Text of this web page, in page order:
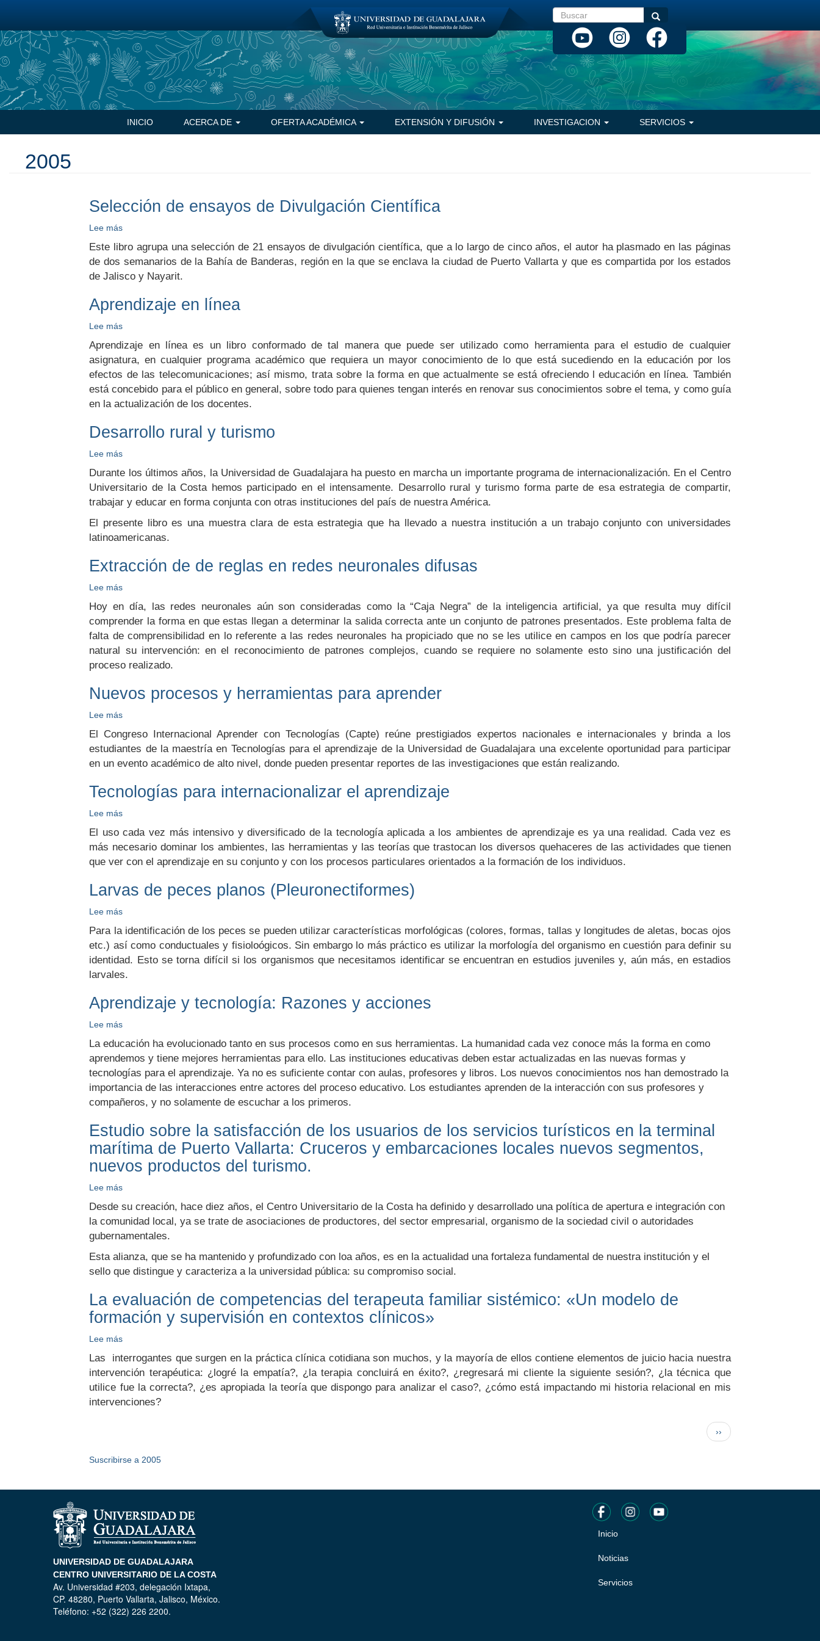
contenido
principal
Buscar Buscar
Navegación
principal
INICIO ACERCA DE OFERTA ACADÉMICA EXTENSIÓN Y DIFUSIÓN INVESTIGACION SERVICIOS
2005
Selección de ensayos de Divulgación Científica
Lee más
de
ensayos
de
Científica
Este libro agrupa una selección de 21 ensayos de divulgación científica, que a lo largo de cinco años, el autor ha plasmado en las páginas
de dos semanarios de la Bahía de Banderas, región en la que se enclava la ciudad de Puerto Vallarta y que es compartida por los estados
de Jalisco y Nayarit.
Aprendizaje en línea
Lee más
en
línea
Aprendizaje en línea es un libro conformado de tal manera que puede ser utilizado como herramienta para el estudio de cualquier
asignatura, en cualquier programa académico que requiera un mayor conocimiento de lo que está sucediendo en la educación por los
efectos de las telecomunicaciones; así mismo, trata sobre la forma en que actualmente se está ofreciendo l educación en línea. También
está concebido para el público en general, sobre todo para quienes tengan interés en renovar sus conocimientos sobre el tema, y como guía
en la actualización de los docentes.
Desarrollo rural y turismo
Lee más
rural
y
turismo
Durante los últimos años, la Universidad de Guadalajara ha puesto en marcha un importante programa de internacionalización. En el Centro
Universitario de la Costa hemos participado en el intensamente. Desarrollo rural y turismo forma parte de esa estrategia de compartir,
trabajar y educar en forma conjunta con otras instituciones del país de nuestra América.
El presente libro es una muestra clara de esta estrategia que ha llevado a nuestra institución a un trabajo conjunto con universidades
latinoamericanas.
Extracción de de reglas en redes neuronales difusas
Lee más
de
de
reglas
en
redes
Hoy en día, las redes neuronales aún son consideradas como la “Caja Negra” de la inteligencia artificial, ya que resulta muy difícil
comprender la forma en que estas llegan a determinar la salida correcta ante un conjunto de patrones presentados. Este problema falta de
falta de comprensibilidad en lo referente a las redes neuronales ha propiciado que no se les utilice en campos en los que podría parecer
natural su intervención: en el reconocimiento de patrones complejos, cuando se requiere no solamente esto sino una justificación del
proceso realizado.
Nuevos procesos y herramientas para aprender
Lee más
procesos
y
herramientas
aprender
El Congreso Internacional Aprender con Tecnologías (Capte) reúne prestigiados expertos nacionales e internacionales y brinda a los
estudiantes de la maestría en Tecnologías para el aprendizaje de la Universidad de Guadalajara una excelente oportunidad para participar
en un evento académico de alto nivel, donde pueden presentar reportes de las investigaciones que están realizando.
Tecnologías para internacionalizar el aprendizaje
Lee más
para
internacionalizar
el
El uso cada vez más intensivo y diversificado de la tecnología aplicada a los ambientes de aprendizaje es ya una realidad. Cada vez es
más necesario dominar los ambientes, las herramientas y las teorías que trastocan los diversos quehaceres de las actividades que tienen
que ver con el aprendizaje en su conjunto y con los procesos particulares orientados a la formación de los individuos.
Larvas de peces planos (Pleuronectiformes)
Lee más
de
peces
planos
(Pleuronectiformes)
Para la identificación de los peces se pueden utilizar características morfológicas (colores, formas, tallas y longitudes de aletas, bocas ojos
etc.) así como conductuales y fisioloógicos. Sin embargo lo más práctico es utilizar la morfología del organismo en cuestión para definir su
identidad. Esto se torna difícil si los organismos que necesitamos identificar se encuentran en estudios juveniles y, aún más, en estadios
larvales.
Aprendizaje y tecnología: Razones y acciones
Lee más
y
tecnología:
Razones
y
acciones
La educación ha evolucionado tanto en sus procesos como en sus herramientas. La humanidad cada vez conoce más la forma en como
aprendemos y tiene mejores herramientas para ello. Las instituciones educativas deben estar actualizadas en las nuevas formas y
tecnologías para el aprendizaje. Ya no es suficiente contar con aulas, profesores y libros. Los nuevos conocimientos nos han demostrado la
importancia de las interacciones entre actores del proceso educativo. Los estudiantes aprenden de la interacción con sus profesores y
compañeros, y no solamente de escuchar a los primeros.
Estudio sobre la satisfacción de los usuarios de los servicios turísticos en la terminal
marítima de Puerto Vallarta: Cruceros y embarcaciones locales nuevos segmentos,
nuevos productos del turismo.
Lee más
sobre
la
satisfacción
los
usuarios
los
servicios
turísticos
terminal
marítima
de
Vallarta:
locales
nuevos
del
turismo.
Desde su creación, hace diez años, el Centro Universitario de la Costa ha definido y desarrollado una política de apertura e integración con
la comunidad local, ya se trate de asociaciones de productores, del sector empresarial, organismo de la sociedad civil o autoridades
gubernamentales.
Esta alianza, que se ha mantenido y profundizado con loa años, es en la actualidad una fortaleza fundamental de nuestra institución y el
sello que distingue y caracteriza a la universidad pública: su compromiso social.
La evaluación de competencias del terapeuta familiar sistémico: «Un modelo de
formación y supervisión en contextos clínicos»
Lee más
evaluación
de
competencias
del
modelo
supervisión
en
contextos
clínicos»
Las interrogantes que surgen en la práctica clínica cotidiana son muchos, y la mayoría de ellos contiene elementos de juicio hacia nuestra
intervención terapéutica: ¿logré la empatía?, ¿la terapia concluirá en éxito?, ¿regresará mi cliente la siguiente sesión?, ¿la técnica que
utilice fue la correcta?, ¿es apropiada la teoría que dispongo para analizar el caso?, ¿cómo está impactando mi historia relacional en mis
intervenciones?
Siguiente
página
››
Suscribirse a 2005
UNIVERSIDAD DE GUADALAJARA
CENTRO UNIVERSITARIO DE LA COSTA
Av. Universidad #203, delegación Ixtapa,
CP. 48280, Puerto Vallarta, Jalisco, México.
Teléfono: +52 (322) 226 2200.
Pie
de
página
Inicio
Noticias
Servicios